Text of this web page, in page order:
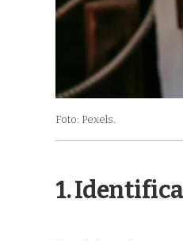
Foto: Pexels.
1.